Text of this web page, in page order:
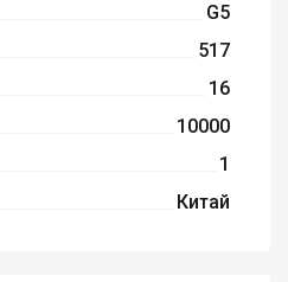
G5
517
16
10000
1
Китай